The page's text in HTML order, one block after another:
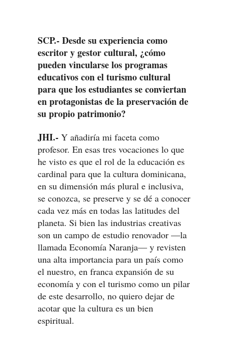
SCP.- Desde su experiencia como
escritor y gestor cultural, ¿cómo
pueden vincularse los programas
educativos con el turismo cultural
para que los estudiantes se conviertan
en protagonistas de la preservación de
su propio patrimonio?
JHI.- Y añadiría mi faceta como
profesor. En esas tres vocaciones lo que
he visto es que el rol de la educación es
cardinal para que la cultura dominicana,
en su dimensión más plural e inclusiva,
se conozca, se preserve y se dé a conocer
cada vez más en todas las latitudes del
planeta. Si bien las industrias creativas
son un campo de estudio renovador —la
llamada Economía Naranja— y revisten
una alta importancia para un país como
el nuestro, en franca expansión de su
economía y con el turismo como un pilar
de este desarrollo, no quiero dejar de
acotar que la cultura es un bien
espiritual.